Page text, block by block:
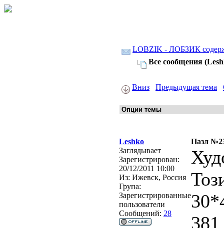
LOBZIK - ЛОБЗИК
Все сообщения
Вниз Предыдущая тема
Leshko
Пазл
Заглядывает
Зарегистрирован:
20/12/2011 10:00
Из: Ижевск, Россия
Група:
Зарегистрированные
пользователи
Сообщений: 28
381